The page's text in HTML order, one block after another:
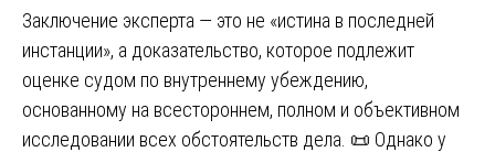
Заключение эксперта — это не «истина в последней
инстанции», а доказательство, которое подлежит
оценке судом по внутреннему убеждению,
основанному на всестороннем, полном и объективном
исследовании всех обстоятельств дела. 📜 Однако у